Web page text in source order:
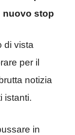
nuovo stop
di vista
per il
notizia
istanti.
in